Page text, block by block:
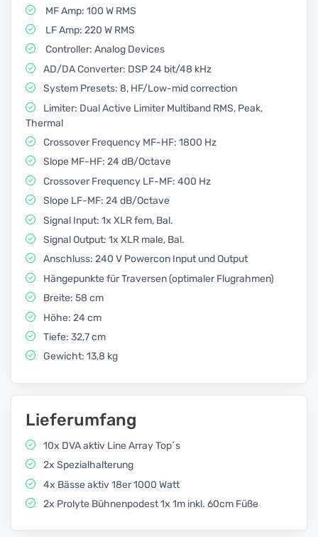
MF Amp: 100 W RMS
LF Amp: 220 W RMS
Controller: Analog Devices
AD/DA Converter: DSP 24 bit/48 kHz
System Presets: 8, HF/Low-mid correction
Limiter: Dual Active Limiter Multiband RMS, Peak,
Thermal
Crossover Frequency MF-HF: 1800 Hz
Slope MF-HF: 24 dB/Octave
Crossover Frequency LF-MF: 400 Hz
Slope LF-MF: 24 dB/Octave
Signal Input: 1x XLR fem, Bal.
Signal Output: 1x XLR male, Bal.
Anschluss: 240 V Powercon Input und Output
Hängepunkte für Traversen (optimaler Flugrahmen)
Breite: 58 cm
Höhe: 24 cm
Tiefe: 32,7 cm
Gewicht: 13,8 kg
Lieferumfang
10x DVA aktiv Line Array Top´s
2x Spezialhalterung
4x Bässe aktiv 18er 1000 Watt
2x Prolyte Bühnenpodest 1x 1m inkl. 60cm Füße